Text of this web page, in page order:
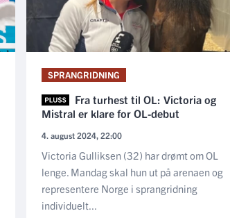
SPRANGRIDNING
Fra turhest til OL: Victoria og
Mistral er klare for OL-debut
4. august 2024, 22:00
Victoria Gulliksen (32) har drømt om OL
lenge. Mandag skal hun ut på arenaen og
representere Norge i sprangridning
individuelt...